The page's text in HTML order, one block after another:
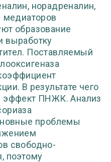
норадреналин,
медиаторов
образование
выработку
Поставляемый
В результате чего
эффект ПНЖК. Анализ
проблемы
свободно-
поэтому